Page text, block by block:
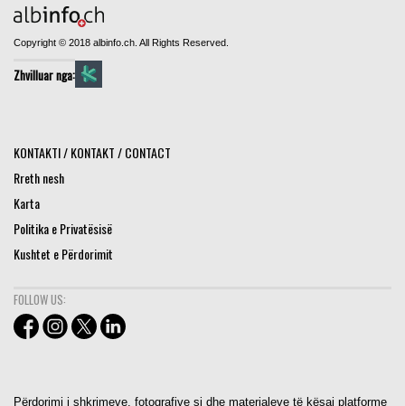
Copyright © 2018 albinfo.ch. All Rights Reserved.
Zhvilluar nga:
KONTAKTI / KONTAKT / CONTACT
Rreth nesh
Karta
Politika e Privatësisë
Kushtet e Përdorimit
FOLLOW US:
Përdorimi i shkrimeve, fotografive si dhe materialeve të kësaj platforme